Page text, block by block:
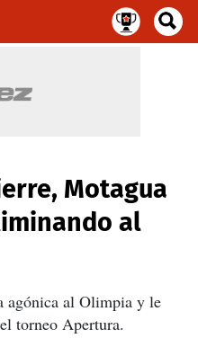
Motagua
al
agónica al Olimpia y le
torneo Apertura.